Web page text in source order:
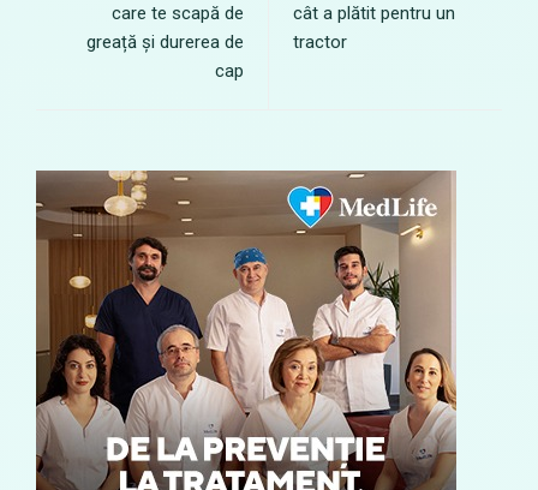
care te scapă de
greață și durerea de
cap
cât a plătit pentru un
tractor